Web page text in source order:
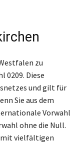
zu
0209. Diese
und gilt für
Sie aus dem
Vorwahl
ohne die Null.
mit vielfältigen